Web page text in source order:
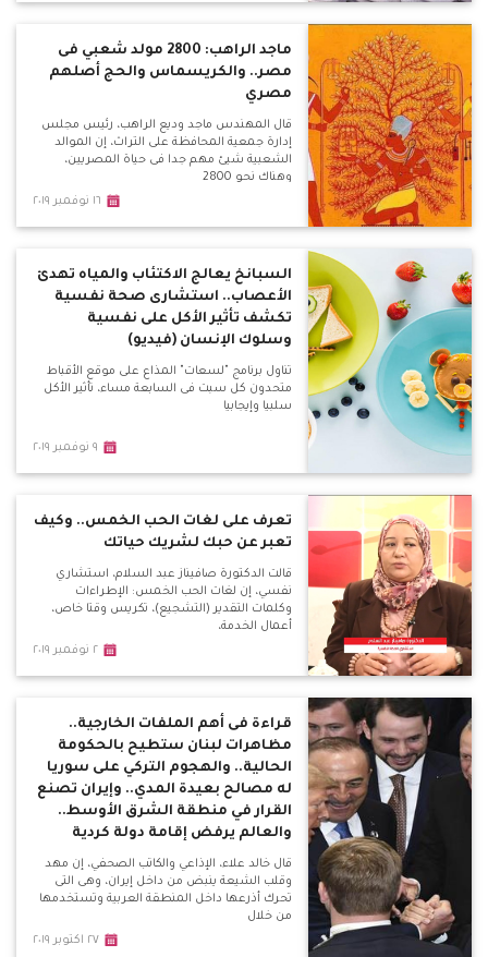
ماجد الراهب: 2800 مولد شعبي فى
مصر.. والكريسماس والحج أصلهم
مصري
قال المهندس ماجد وديع الراهب، رئيس مجلس
إدارة جمعية المحافظة على التراث، إن الموالد
الشعبية شيئ مهم جدا فى حياة المصريين،
وهناك نحو 2800
١٦ نوفمبر ٢٠١٩
السبانخ يعالج الاكتئاب والمياه تهدئ
الأعصاب.. استشارى صحة نفسية
تكشف تأثير الأكل على نفسية
وسلوك الإنسان (فيديو)
تناول برنامج "لسعات" المذاع على موقع الأقباط
متحدون كل سبت فى السابعة مساء، تأثير الأكل
سلبيا وإيجابيا
٩ نوفمبر ٢٠١٩
تعرف على لغات الحب الخمس.. وكيف
تعبر عن حبك لشريك حياتك
قالت الدكتورة صافيناز عبد السلام، استشاري
نفسي، إن لغات الحب الخمس: الإطراءات
وكلمات التقدير (التشجيع)، تكريس وقتا خاص،
أعمال الخدمة،
٢ نوفمبر ٢٠١٩
قراءة فى أهم الملفات الخارجية..
مظاهرات لبنان ستطيح بالحكومة
الحالية.. والهجوم التركي على سوريا
له مصالح بعيدة المدي.. وإيران تصنع
القرار في منطقة الشرق الأوسط..
والعالم يرفض إقامة دولة كردية
قال خالد علاء، الإذاعي والكاتب الصحفي، إن مهد
وقلب الشيعة ينبض من داخل إيران، وهى التى
تحرك أذرعها داخل المنطقة العربية وتستخدمها
من خلال
٢٧ اكتوبر ٢٠١٩